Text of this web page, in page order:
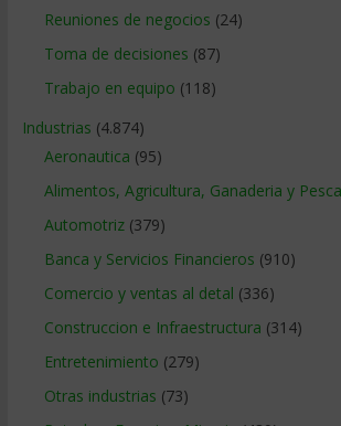
Reuniones de negocios (24)
Toma de decisiones (87)
Trabajo en equipo (118)
Industrias (4.874)
Aeronautica (95)
Alimentos, Agricultura, Ganaderia y Pesca
Automotriz(379)
Banca y Servicios Financieros (910)
Comercio y ventas al detal (336)
Construccion e Infraestructura (314)
Entretenimiento (279)
Otras industrias (73)